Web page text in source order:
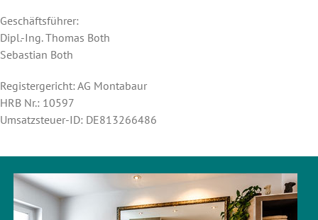
Geschäftsführer:
Dipl.-Ing. Thomas Both
Sebastian Both
Registergericht: AG Montabaur
HRB Nr.: 10597
Umsatzsteuer-ID: DE813266486